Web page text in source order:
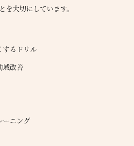
を大切にしています。
するドリル
域改善
ーニング